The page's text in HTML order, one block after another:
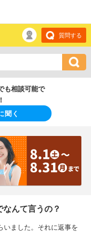
質問する
も相談可能で
聞く
んて言うの？
いました。それに返事を